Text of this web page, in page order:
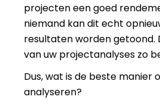
projecten een goed
niemand kan dit echt
resultaten worden getoond.
van uw projectanalyses zo
Dus, wat is de beste manier
analyseren?